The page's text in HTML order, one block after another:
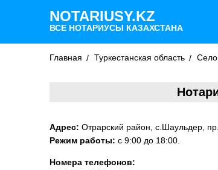
NOTARIUSY.KZ
ВСЕ НОТАРИУСЫ КАЗАХСТАНА
Главная Туркестанская область
Адрес: Отрарский район, с.Шаульдер,
Режим работы: c 9:00 до 18:00.
Номера телефонов: